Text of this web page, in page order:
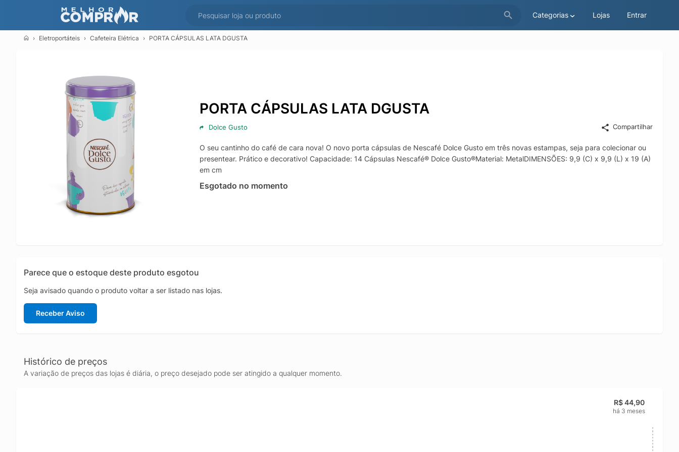
Categorias Lojas Entrar
Eletroportáteis Cafeteira Elétrica PORTA CÁPSULAS LATA DGUSTA
PORTA CÁPSULAS LATA DGUSTA
Dolce Gusto Compartilhar
O seu cantinho do café de cara nova! O novo porta cápsulas de Nescafé Dolce Gusto em três novas estampas, seja para colecionar ou
presentear. Prático e decorativo! Capacidade: 14 Cápsulas Nescafé® Dolce Gusto®Material: MetalDIMENSÕES: 9,9 (C) x 9,9 (L) x 19 (A)
em cm
Esgotado no momento
Parece que o estoque deste produto esgotou
Seja avisado quando o produto voltar a ser listado nas lojas.
Receber Aviso
Histórico de preços
A variação de preços das lojas é diária, o preço desejado pode ser atingido a qualquer momento.
R$ 44,90
há 3 meses